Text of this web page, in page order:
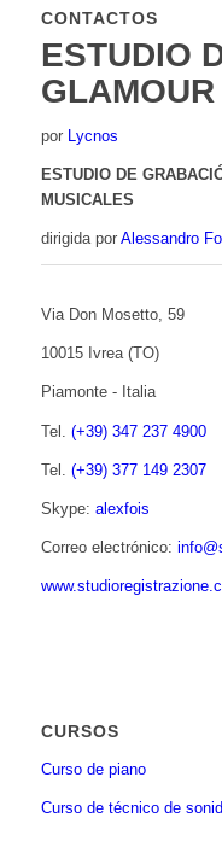
CONTACTOS
ESTUDIO
GLAMOUR
por Lycnos
ESTUDIO DE
MUSICALES
dirigida por Alessandro
Via Don Mosetto, 59
10015 Ivrea (TO)
Piamonte - Italia
Tel. (+39) 347 237 4900
Tel. (+39) 377 149 2307
Skype: alexfois
Correo electrónico:
CURSOS
Curso de piano
Curso de técnico de